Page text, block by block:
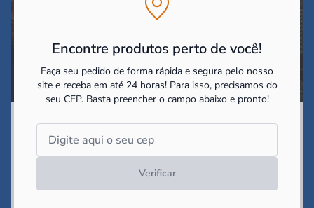
Encontre produtos perto de você!
Faça seu pedido de forma rápida e segura pelo nosso
site e receba em até 24 horas! Para isso, precisamos do
seu CEP. Basta preencher o campo abaixo e pronto!
Verificar
Assine nossa Newsletter
e receba aspromoções e
Campo obrigatório*